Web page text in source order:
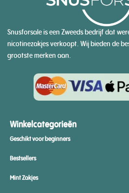
Snusforsale is een Zweeds bedrijf dat
nicotinezakjes verkoopt. Wij bieden de
grootste merken aan.
Winkelcategorieën
Geschikt voor beginners
Bestsellers
Mint Zakjes